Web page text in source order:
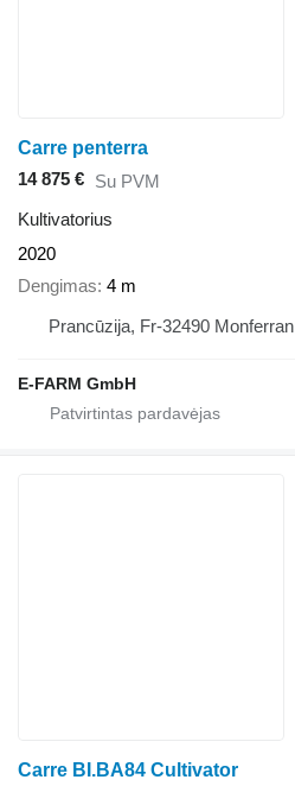
Carre penterra
14 875 € Su PVM
Kultivatorius
2020
Dengimas 4 m
Prancūzija, Fr-32490 Monferran
E-FARM GmbH
Carre BI.BA84 Cultivator